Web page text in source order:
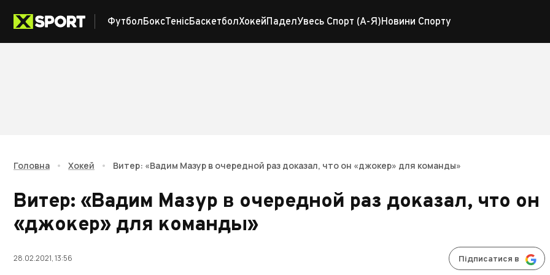
ФутболБоксТенісБаскетболХокейПаделУвесь Спорт (А-Я)Новини Спорту
Головна • Хокей • Витер: «Вадим Мазур в очередной раз доказал, что он «джокер» для команды»
Витер: «Вадим Мазур в очередной раз доказал, что он
«джокер» для команды»
28.02.2021, 13:56 Підписатися в